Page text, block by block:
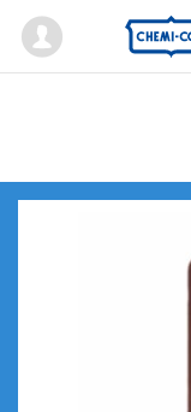
Mypage